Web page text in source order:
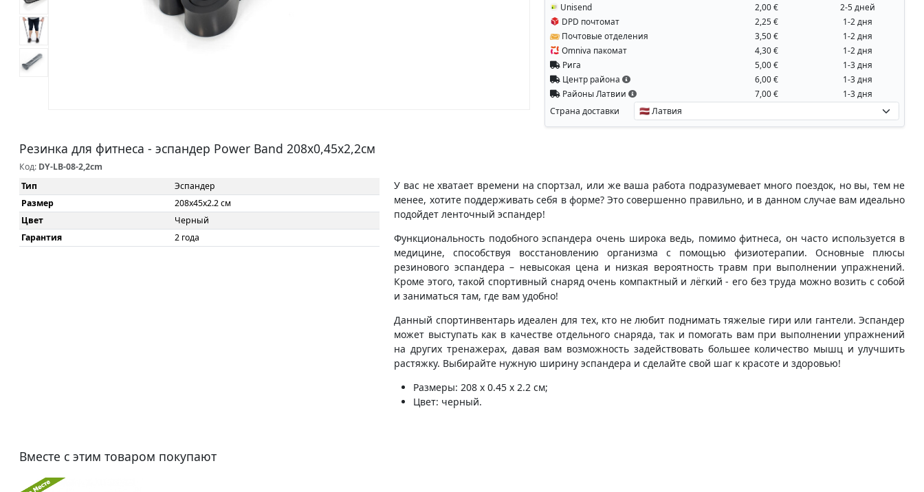
Unisend
2,00 €
2-5 дней
DPD почтомат
2,25 €
1-2 дня
Почтовые отделения
3,50 €
1-2 дня
Omniva пакомат
4,30 €
1-2 дня
Рига
5,00 €
1-3 дня
Центр района
6,00 €
1-3 дня
Районы Латвии
7,00 € 1-3 дня
Страна доставки
Резинка для фитнеса - эспандер Power Band 208x0,45x2,2см
Код: DY-LB-08-2,2cm
Тип
Эспандер
Размер
208x45x2.2 см
Цвет
Черный
Гарантия
2 года
У вас не хватает времени на спортзал, или же ваша работа подразумевает много поездок, но вы, тем не
менее, хотите поддерживать себя в форме? Это совершенно правильно, и в данном случае вам идеально
подойдет ленточный эспандер!
Функциональность подобного эспандера очень широка ведь, помимо фитнеса, он часто используется в
медицине, способствуя восстановлению организма с помощью физиотерапии. Основные плюсы
резинового эспандера – невысокая цена и низкая вероятность травм при выполнении упражнений.
Кроме этого, такой спортивный снаряд очень компактный и лёгкий - его без труда можно возить с собой
и заниматься там, где вам удобно!
Данный спортинвентарь идеален для тех, кто не любит поднимать тяжелые гири или гантели. Эспандер
может выступать как в качестве отдельного снаряда, так и помогать вам при выполнении упражнений
на других тренажерах, давая вам возможность задействовать большее количество мышц и улучшить
растяжку. Выбирайте нужную ширину эспандера и сделайте свой шаг к красоте и здоровью!
Размеры: 208 x 0.45 x 2.2 см;
Цвет: черный.
Вместе с этим товаром покупают